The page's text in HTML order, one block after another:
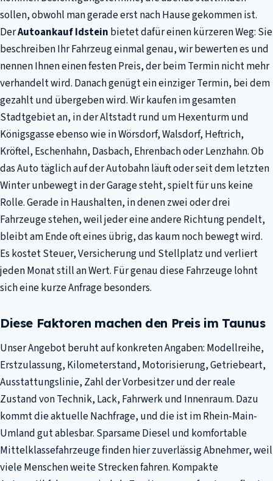
sollen, obwohl man gerade erst nach Hause gekommen ist.
DerAutoankauf Idstein bietet dafür einen kürzeren Weg: Sie
beschreiben Ihr Fahrzeug einmal genau, wir bewerten es und
nennen Ihnen einen festen Preis, der beim Termin nicht mehr
verhandelt wird. Danach genügt ein einziger Termin, bei dem
gezahlt und übergeben wird. Wir kaufen im gesamten
Stadtgebiet an, in der Altstadt rund um Hexenturm und
Königsgasse ebenso wie in Wörsdorf, Walsdorf, Heftrich,
Kröftel, Eschenhahn, Dasbach, Ehrenbach oder Lenzhahn. Ob
das Auto täglich auf der Autobahn läuft oder seit dem letzten
Winter unbewegt in der Garage steht, spielt für uns keine
Rolle. Gerade in Haushalten, in denen zwei oder drei
Fahrzeuge stehen, weil jeder eine andere Richtung pendelt,
bleibt am Ende oft eines übrig, das kaum noch bewegt wird.
Es kostet Steuer, Versicherung und Stellplatz und verliert
jeden Monat still an Wert. Für genau diese Fahrzeuge lohnt
sich eine kurze Anfrage besonders.
Diese Faktoren machen den Preis im Taunus
Unser Angebot beruht auf konkreten Angaben: Modellreihe,
Erstzulassung, Kilometerstand, Motorisierung, Getriebeart,
Ausstattungslinie, Zahl der Vorbesitzer und der reale
Zustand von Technik, Lack, Fahrwerk und Innenraum. Dazu
kommt die aktuelle Nachfrage, und die ist im Rhein-Main-
Umland gut ablesbar. Sparsame Diesel und komfortable
Mittelklassefahrzeuge finden hier zuverlässig Abnehmer, weil
viele Menschen weite Strecken fahren. Kompakte